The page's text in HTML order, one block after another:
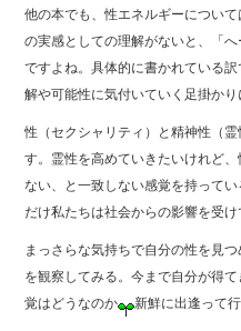
他の本でも、性エネルギーについ
の実感としての理解がないと、「
ですよね。具体的に書かれている
解や可能性に気付いていく足掛か
性（セクシャリティ）と精神性（
す。霊性を高めていきたいけれど
ない、と一致しない感覚を持って
だけ私たちは社会からの影響を受け
まっさらな気持ちで自分の性を見
を観察してみる。今まで自分が得
覚はどうなのか
新鮮に出逢って